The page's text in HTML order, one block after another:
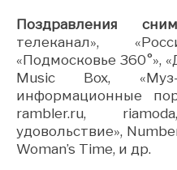
Поздравления
телеканал»,
«Подмосковье 360°»,
Music Box,
информационные
rambler.ru,
удовольствие»,
Woman’s Time, и др.